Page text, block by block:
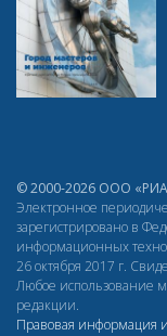
© 2000-2026 ООО
Электронное
зарегистрировано в
информационных
26 октября 2017 г.
Любое использование
редакции.
Правовая информация